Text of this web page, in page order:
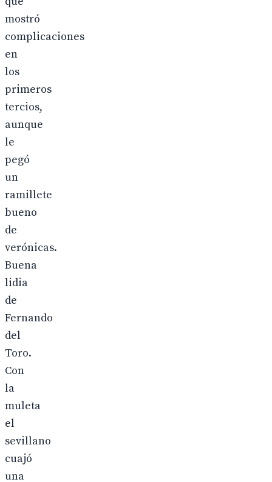
mostró
complicaciones
en
los
primeros
tercios,
aunque
le
pegó
un
ramillete
bueno
de
verónicas.
Buena
lidia
de
Fernando
del
Toro.
Con
la
muleta
el
sevillano
cuajó
una